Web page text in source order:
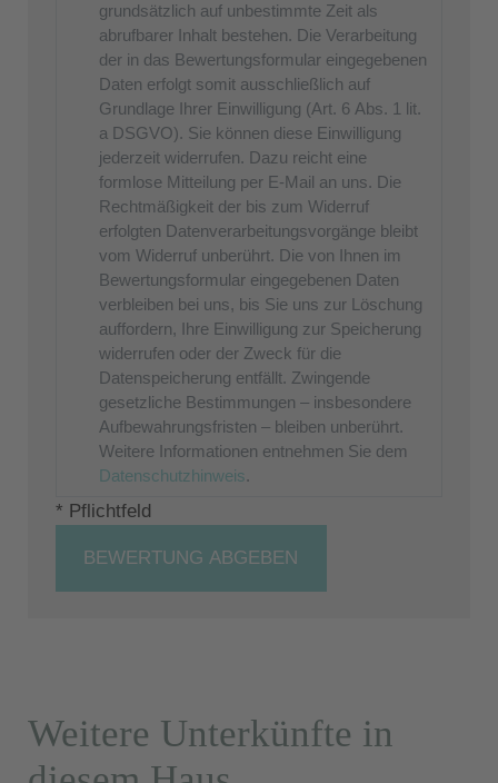
grundsätzlich auf unbestimmte Zeit als
abrufbarer Inhalt bestehen. Die Verarbeitung
der in das Bewertungsformular eingegebenen
Daten erfolgt somit ausschließlich auf
Grundlage Ihrer Einwilligung (Art. 6 Abs. 1 lit.
a DSGVO). Sie können diese Einwilligung
jederzeit widerrufen. Dazu reicht eine
formlose Mitteilung per E-Mail an uns. Die
Rechtmäßigkeit der bis zum Widerruf
erfolgten Datenverarbeitungsvorgänge bleibt
vom Widerruf unberührt. Die von Ihnen im
Bewertungsformular eingegebenen Daten
verbleiben bei uns, bis Sie uns zur Löschung
auffordern, Ihre Einwilligung zur Speicherung
widerrufen oder der Zweck für die
Datenspeicherung entfällt. Zwingende
gesetzliche Bestimmungen – insbesondere
Aufbewahrungsfristen – bleiben unberührt.
Weitere Informationen entnehmen Sie dem
Datenschutzhinweis.
* Pflichtfeld
BEWERTUNG ABGEBEN
Weitere Unterkünfte in